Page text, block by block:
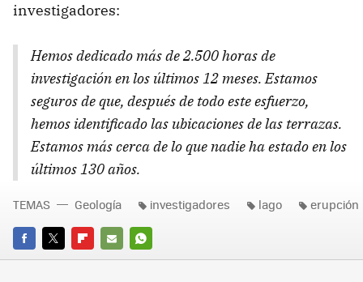
investigadores:
Hemos dedicado más de 2.500 horas de
investigación en los últimos 12 meses. Estamos
seguros de que, después de todo este esfuerzo,
hemos identificado las ubicaciones de las terrazas.
Estamos más cerca de lo que nadie ha estado en los
últimos 130 años.
FACEBOOK
TWITTERFLIPBOARD
E-
WHATSAPP
TEMAS Geología investigadores lago erupción